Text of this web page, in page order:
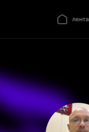
лента